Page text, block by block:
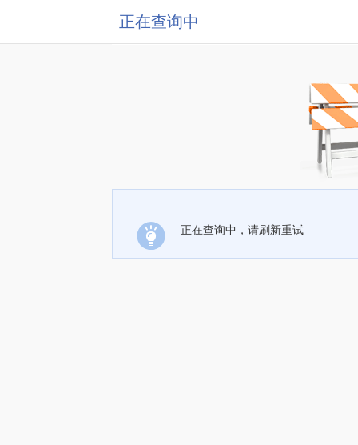
正在查询中
正在查询中，请刷新重试